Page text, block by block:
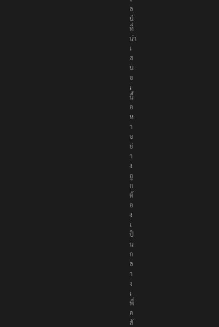
ล
น์
ที่
นำ
เ
ส
น
อ
เ
นื้
อ
ห
า
อ
ย่
า
ง
ถู
ก
ต้
อ
ง
เ
ป็
น
ก
ล
า
ง
เ
พื่
อ
สั